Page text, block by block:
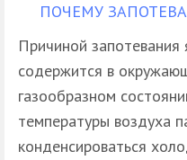
ПОЧЕМУ
Причиной запотевания
содержится в
газообразном
температуры воздуха
конденсироваться